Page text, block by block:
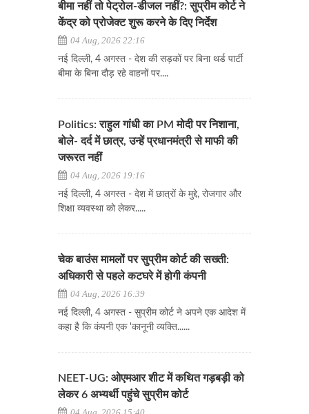
बीमा नहीं तो पेट्रोल-डीजल नहीं?: सुप्रीम कोर्ट ने
केंद्र को प्रोजेक्ट शुरू करने के दिए निर्देश
04 Aug, 2026 22:16
नई दिल्ली, 4 अगस्त - देश की सड़कों पर बिना थर्ड पार्टी
बीमा के बिना दौड़ रहे वाहनों पर....
Politics: राहुल गांधी का PM मोदी पर निशाना,
बोले- दर्द में छात्र, उन्हें प्रधानमंत्री से माफी की
जरूरत नहीं
04 Aug, 2026 19:16
नई दिल्ली, 4 अगस्त - देश में छात्रों के मुद्दे, रोजगार और
शिक्षा व्यवस्था को लेकर.....
चेक बाउंस मामलों पर सुप्रीम कोर्ट की सख्ती:
अधिकारी से पहले कटघरे में होगी कंपनी
04 Aug, 2026 16:39
नई दिल्ली, 4 अगस्त - सुप्रीम कोर्ट ने अपने एक आदेश में
कहा है कि कंपनी एक 'कानूनी व्यक्ति......
NEET-UG: ओएमआर शीट में कथित गड़बड़ी को
लेकर 6 अभ्यर्थी पहुंचे सुप्रीम कोर्ट